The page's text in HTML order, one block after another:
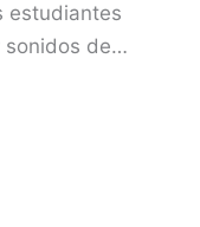
estudiantes
sonidos de…